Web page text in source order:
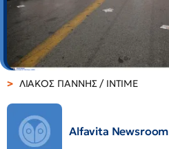
ΛΙΑΚΟΣ ΓΙΑΝΝΗΣ / INTIME
Alfavita Newsroom